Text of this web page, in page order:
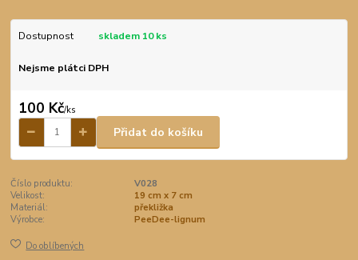
Dostupnost skladem 10 ks
Nejsme plátci DPH
100 Kč/ks
Přidat do košíku
Číslo produktu:
V028
Velikost:
19 cm x 7 cm
Materiál:
překližka
Výrobce:
PeeDee-lignum
Do oblíbených